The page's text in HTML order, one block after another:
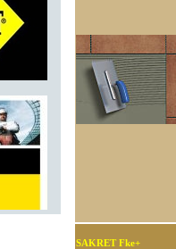
SAKRET Fke+